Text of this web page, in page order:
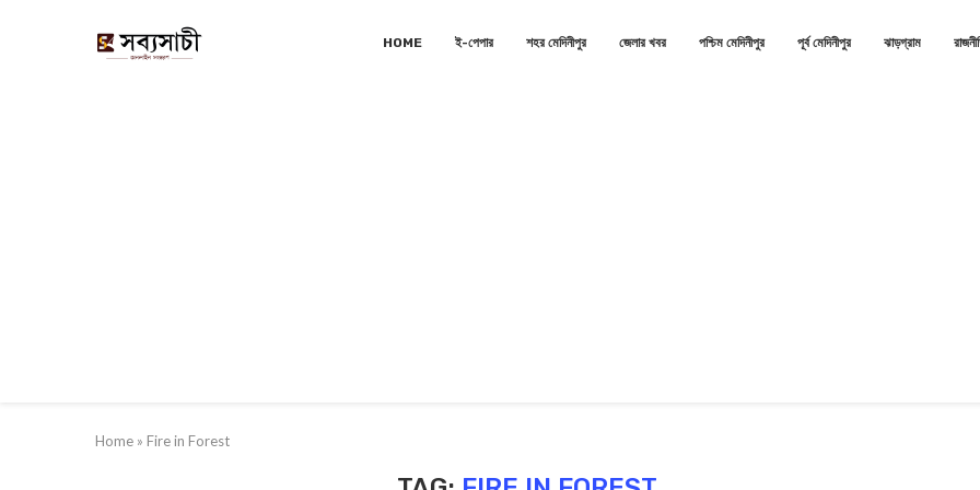
HOME ই-পেপার শহর মেদিনীপুর জেলার খবর পশ্চিম মেদিনীপুর পূর্ব মেদিনীপুর ঝাড়গ্রাম
Home » Fire in Forest